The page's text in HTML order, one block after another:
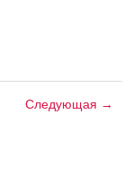
Следующая →